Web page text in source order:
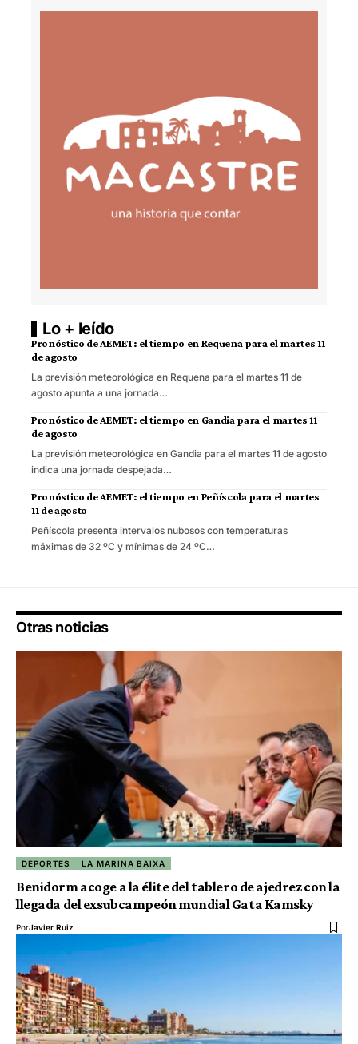
Lo + leído
Pronóstico de AEMET: el tiempo en Requena para el martes 11
de agosto
La previsión meteorológica en Requena para el martes 11 de
agosto apunta a una jornada…
Pronóstico de AEMET: el tiempo en Gandia para el martes 11
de agosto
La previsión meteorológica en Gandia para el martes 11 de agosto
indica una jornada despejada…
Pronóstico de AEMET: el tiempo en Peñíscola para el martes
11 de agosto
Peñíscola presenta intervalos nubosos con temperaturas
máximas de 32 ºC y mínimas de 24 ºC…
Otras noticias
DEPORTES LA MARINA BAIXA
Benidorm acoge a la élite del tablero de ajedrez con la
llegada del exsubcampeón mundial Gata Kamsky
PorJavier Ruiz